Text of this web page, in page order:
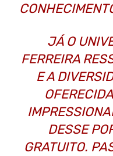
JÁ O
FERREIRA
E A
DESSE
GRATUITO.